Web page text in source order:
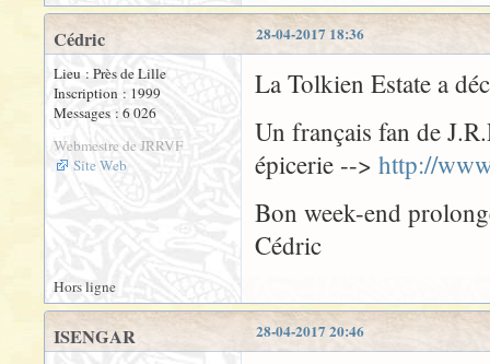
28-04-2017 18:36
Cédric
Lieu : Près de Lille
Inscription : 1999
Messages : 6 026
Webmestre de JRRVF
Site Web
La Tolkien Estate a
Un français fan de
épicerie --> http://
Bon week-end
Cédric
Hors ligne
28-04-2017 20:46
ISENGAR